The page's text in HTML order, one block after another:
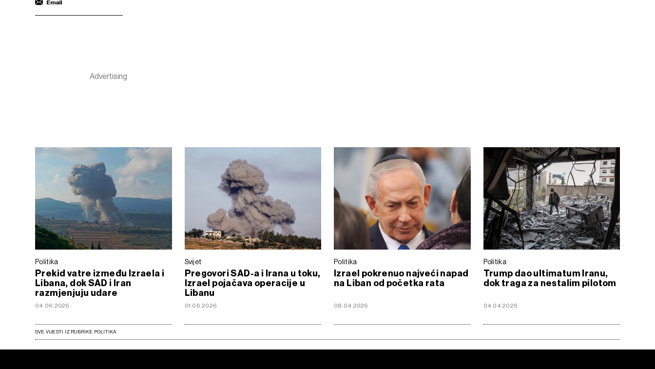
Email
Politika
Prekid vatre između Izraela i
Libana, dok SAD i Iran
razmjenjuju udare
04.06.2026
Svijet
Pregovori SAD-a i Irana u toku,
Izrael pojačava operacije u
Libanu
01.06.2026
Politika
Izrael pokrenuo najveći napad
na Liban od početka rata
08.04.2026
Politika
Trump dao ultimatum Iranu,
dok traga za nestalim pilotom
04.04.2026
SVE VIJESTI IZ RUBRIKE POLITIKA